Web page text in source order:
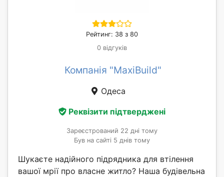
Рейтинг: 38 з 80
0 відгуків
Компанія "MaxiBuild"
Одеса
Реквізити підтверджені
Зареєстрований 22 дні тому
Був на сайті 5 днів тому
Шукаєте надійного підрядника для втілення
вашої мрії про власне житло? Наша будівельна